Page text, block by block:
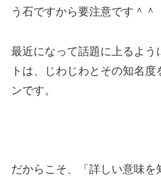
う石ですから要注意です＾＾
最近になって話題に上るよう
トは、じわじわとその知名
ンです。
だからこそ、「詳しい意味